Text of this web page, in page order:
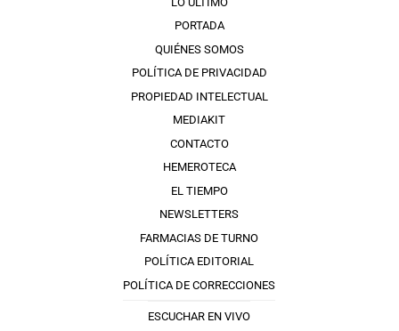
PORTADA
QUIÉNES SOMOS
POLÍTICA DE PRIVACIDAD
PROPIEDAD INTELECTUAL
MEDIAKIT
CONTACTO
HEMEROTECA
EL TIEMPO
NEWSLETTERS
FARMACIAS DE TURNO
POLÍTICA EDITORIAL
POLÍTICA DE CORRECCIONES
ESCUCHAR EN VIVO